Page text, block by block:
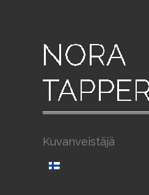
Kuvanveistäjä